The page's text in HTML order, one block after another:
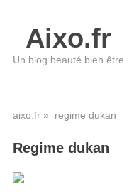
Aixo.fr
Un blog beauté bien être
aixo.fr» regime dukan
Regime dukan